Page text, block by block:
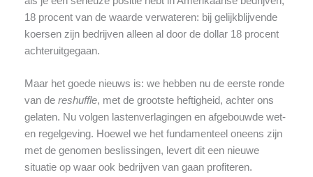
18 procent van de waarde verwateren: bij gelijkblijvende
koersen zijn bedrijven alleen al door de dollar 18 procent
achteruitgegaan.
Maar het goede nieuws is: we hebben nu de eerste ronde
van de reshuffle, met de grootste heftigheid, achter ons
gelaten. Nu volgen lastenverlagingen en afgebouwde wet-
en regelgeving. Hoewel we het fundamenteel oneens zijn
met de genomen beslissingen, levert dit een nieuwe
situatie op waar ook bedrijven van gaan profiteren.